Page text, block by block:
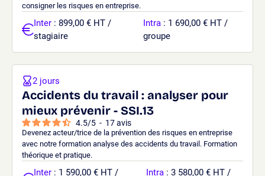
consigner les risques en entreprise.
Inter : 899,00 € HT /
stagiaire
Intra : 1 690,00 € HT /
groupe
Accidents du travail : analyser pour
mieux prévenir - SSI.13
4.5/5 - 17avis
Devenez acteur/trice de la prévention des risques en entreprise
avec notre formation analyse des accidents du travail. Formation
théorique et pratique.
2 jours
Inter : 1 590,00 € HT /
Intra : 3 580,00 € HT /